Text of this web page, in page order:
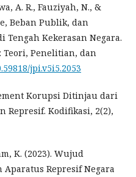
A. R., Fauziyah, N., &
Beban Publik, dan
Tengah Kekerasan Negara.
Penelitian, dan
jpi.v5i5.2053
Korupsi Ditinjau dari
Represif. Kodifikasi, 2(2),
K. (2023). Wujud
Represif Negara